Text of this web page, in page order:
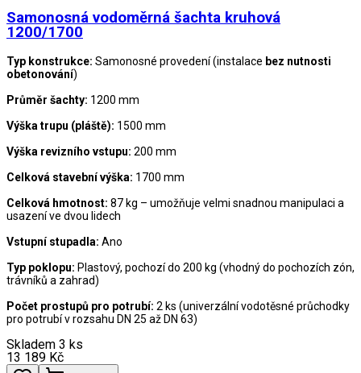
Samonosná vodoměrná šachta kruhová
1200/1700
Typ konstrukce: Samonosné provedení (instalace bez nutnosti
obetonování)
Průměr šachty: 1200 mm
Výška trupu (pláště): 1500 mm
Výška revizního vstupu: 200 mm
Celková stavební výška: 1700 mm
Celková hmotnost: 87 kg – umožňuje velmi snadnou manipulaci a
usazení ve dvou lidech
Vstupní stupadla: Ano
Typ poklopu: Plastový, pochozí do 200 kg (vhodný do pochozích zón,
trávníků a zahrad)
Počet prostupů pro potrubí: 2 ks (univerzální vodotěsné průchodky
pro potrubí v rozsahu DN 25 až DN 63)
Skladem 3 ks
13 189 Kč